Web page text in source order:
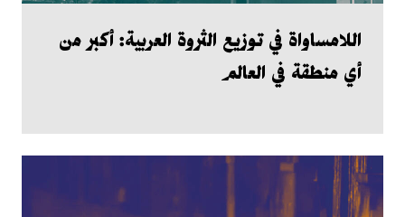
اللامساواة في توزيع الثروة العربية: أكبر من
أي منطقة في العالم